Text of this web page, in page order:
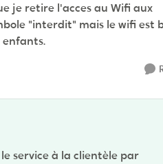
je retire l'acces au Wifi aux
"interdit" mais le wifi est
enfants.
service à la clientèle par